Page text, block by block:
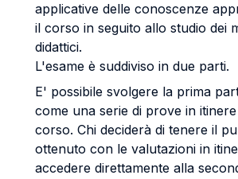
applicative delle conoscenze
il corso in seguito allo studio dei
didattici.
L'esame è suddiviso in due parti.
E' possibile svolgere la prima
come una serie di prove in
corso. Chi deciderà di tenere il
ottenuto con le valutazioni in
accedere direttamente alla